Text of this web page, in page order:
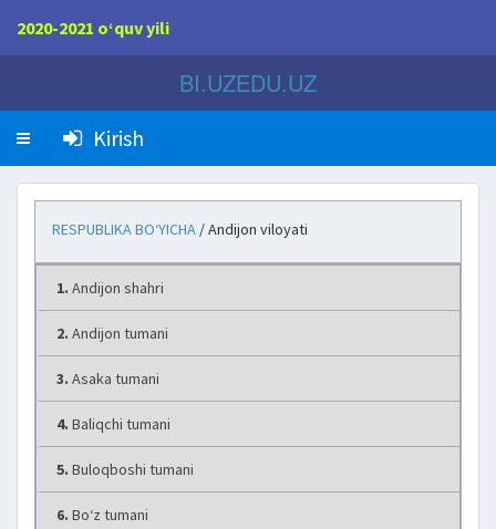
2020-2021 o‘quv yili
BI.UZEDU.UZ
Kirish
RESPUBLIKA BO‘YICHA / Andijon viloyati
1. Andijon shahri
2. Andijon tumani
3. Asaka tumani
4. Baliqchi tumani
5. Buloqboshi tumani
6. Bo‘z tumani